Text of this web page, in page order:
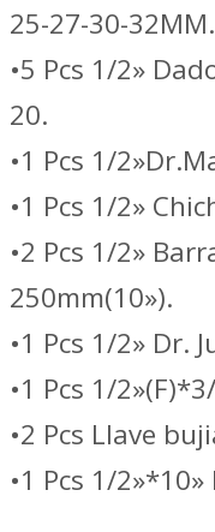
PZ
//
cantidad
25-27-30-32MM.
•5 Pcs 1/2»
20.
•1 Pcs 1/
•1 Pcs 1/2»
•2 Pcs 1/2»
250mm(10»).
•1 Pcs 1/2» Dr.
•1 Pcs 1/
•2 Pcs Llave
•1 Pcs 1/